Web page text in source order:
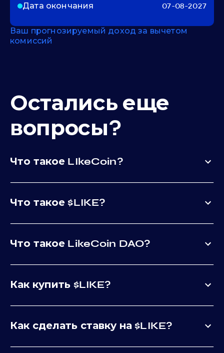
Дата окончания
07-08-2027
Ваш прогнозируемый доход за вычетом
комиссий
Остались еще
вопросы?
Что такое LIkeCoin?
Что такое $LIKE?
Что такое LikeCoin DAO?
Как купить $LIKE?
Как сделать ставку на $LIKE?